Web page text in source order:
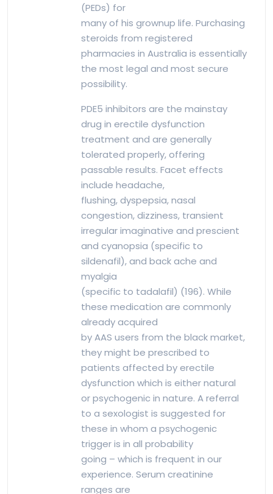
(PEDs) for
many of his grownup life. Purchasing
steroids from registered
pharmacies in Australia is essentially
the most legal and most secure
possibility.
PDE5 inhibitors are the mainstay
drug in erectile dysfunction
treatment and are generally
tolerated properly, offering
passable results. Facet effects
include headache,
flushing, dyspepsia, nasal
congestion, dizziness, transient
irregular imaginative and prescient
and cyanopsia (specific to
sildenafil), and back ache and
myalgia
(specific to tadalafil) (196). While
these medication are commonly
already acquired
by AAS users from the black market,
they might be prescribed to
patients affected by erectile
dysfunction which is either natural
or psychogenic in nature. A referral
to a sexologist is suggested for
these in whom a psychogenic
trigger is in all probability
going – which is frequent in our
experience. Serum creatinine
ranges are